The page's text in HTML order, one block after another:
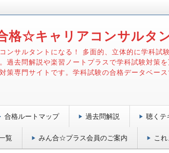
格☆キャリアコンサルタ
ンサルタントになる！ 多面的、立体的に学科試
過去問解説や楽習ノートプラスで学科試験対策
策専門サイトです。学科試験の合格データベー
合格ルートマップ 過去問解説 聴くテ
覧 みん合☆プラス会員のご案内 こ